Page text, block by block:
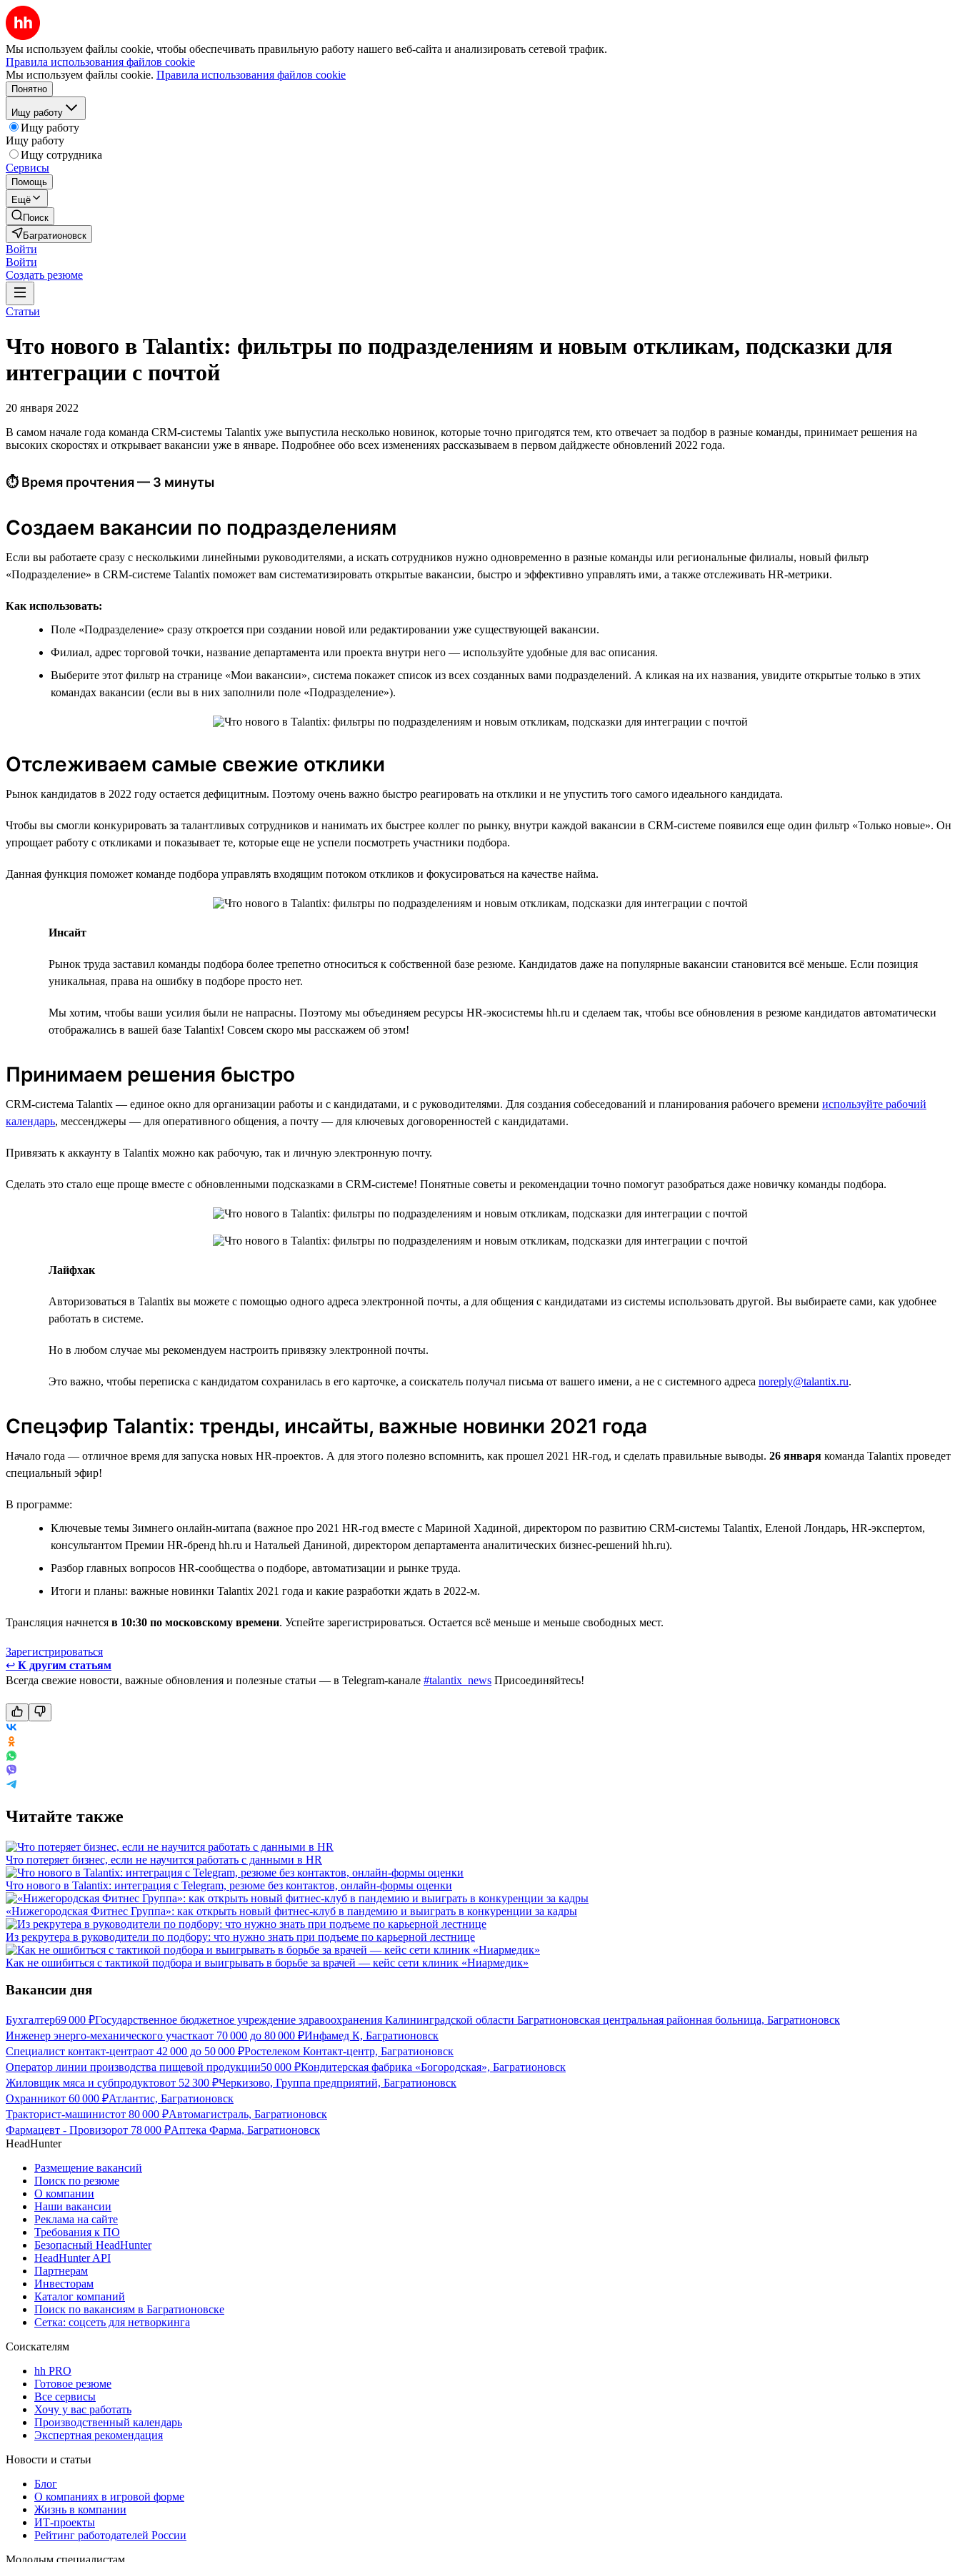
Мы используем файлы cookie, чтобы обеспечивать правильную работу нашего веб-сайта и анализировать сетевой трафик.
Правила использования файлов cookie
Мы используем файлы cookie. Правила использования файлов cookie
Понятно
Ищу работу
Ищу работу
Ищу работу
Ищу сотрудника
Сервисы
Помощь
Ещё
Поиск
Багратионовск
Войти
Войти
Создать резюме
Статьи
Что нового в Talantix: фильтры по подразделениям и новым откликам, подсказки для
интеграции с почтой
20 января 2022
В самом начале года команда CRM-системы Talantix уже выпустила несколько новинок, которые точно пригодятся тем, кто отвечает за подбор в разные команды, принимает решения на
высоких скоростях и открывает вакансии уже в январе. Подробнее обо всех изменениях рассказываем в первом дайджесте обновлений 2022 года.
⏱ Время прочтения — 3 минуты
Создаем вакансии по подразделениям
Если вы работаете сразу с несколькими линейными руководителями, а искать сотрудников нужно одновременно в разные команды или региональные филиалы, новый фильтр
«Подразделение» в CRM-системе Talantix поможет вам систематизировать открытые вакансии, быстро и эффективно управлять ими, а также отслеживать HR-метрики.
Как использовать:
Поле «Подразделение» сразу откроется при создании новой или редактировании уже существующей вакансии.
Филиал, адрес торговой точки, название департамента или проекта внутри него — используйте удобные для вас описания.
Выберите этот фильтр на странице «Мои вакансии», система покажет список из всех созданных вами подразделений. А кликая на их названия, увидите открытые только в этих
командах вакансии (если вы в них заполнили поле «Подразделение»).
Отслеживаем самые свежие отклики
Рынок кандидатов в 2022 году остается дефицитным. Поэтому очень важно быстро реагировать на отклики и не упустить того самого идеального кандидата.
Чтобы вы смогли конкурировать за талантливых сотрудников и нанимать их быстрее коллег по рынку, внутри каждой вакансии в CRM-системе появился еще один фильтр «Только новые». Он
упрощает работу с откликами и показывает те, которые еще не успели посмотреть участники подбора.
Данная функция поможет команде подбора управлять входящим потоком откликов и фокусироваться на качестве найма.
Инсайт
Рынок труда заставил команды подбора более трепетно относиться к собственной базе резюме. Кандидатов даже на популярные вакансии становится всё меньше. Если позиция
уникальная, права на ошибку в подборе просто нет.
Мы хотим, чтобы ваши усилия были не напрасны. Поэтому мы объединяем ресурсы HR-экосистемы hh.ru и сделаем так, чтобы все обновления в резюме кандидатов автоматически
отображались в вашей базе Talantix! Совсем скоро мы расскажем об этом!
Принимаем решения быстро
CRM-система Talantix — единое окно для организации работы и с кандидатами, и с руководителями. Для создания собеседований и планирования рабочего времени используйте рабочий
календарь, мессенджеры — для оперативного общения, а почту — для ключевых договоренностей с кандидатами.
Привязать к аккаунту в Talantix можно как рабочую, так и личную электронную почту.
Сделать это стало еще проще вместе с обновленными подсказками в CRM-системе! Понятные советы и рекомендации точно помогут разобраться даже новичку команды подбора.
Лайфхак
Авторизоваться в Talantix вы можете с помощью одного адреса электронной почты, а для общения с кандидатами из системы использовать другой. Вы выбираете сами, как удобнее
работать в системе.
Но в любом случае мы рекомендуем настроить привязку электронной почты.
Это важно, чтобы переписка с кандидатом сохранилась в его карточке, а соискатель получал письма от вашего имени, а не с системного адреса noreply@talantix.ru.
Спецэфир Talantiх: тренды, инсайты, важные новинки 2021 года
Начало года — отличное время для запуска новых HR-проектов. А для этого полезно вспомнить, как прошел 2021 HR-год, и сделать правильные выводы. 26 января команда Talantix проведет
специальный эфир!
В программе:
Ключевые темы Зимнего онлайн-митапа (важное про 2021 HR-год вместе с Мариной Хадиной, директором по развитию CRM-системы Talantix, Еленой Лондарь, HR-экспертом,
консультантом Премии HR-бренд hh.ru и Натальей Даниной, директором департамента аналитических бизнес-решений hh.ru).
Разбор главных вопросов HR-сообщества о подборе, автоматизации и рынке труда.
Итоги и планы: важные новинки Talantix 2021 года и какие разработки ждать в 2022-м.
Трансляция начнется в 10:30 по московскому времени. Успейте зарегистрироваться. Остается всё меньше и меньше свободных мест.
Зарегистрироваться
↩ К другим статьям
Всегда свежие новости, важные обновления и полезные статьи — в Telegram-канале #talantix_news Присоединяйтесь!
Читайте также
Что потеряет бизнес, если не научится работать с данными в HR
Что нового в Talantix: интеграция с Telegram, резюме без контактов, онлайн-формы оценки
«Нижегородская Фитнес Группа»: как открыть новый фитнес-клуб в пандемию и выиграть в конкуренции за кадры
Из рекрутера в руководители по подбору: что нужно знать при подъеме по карьерной лестнице
Как не ошибиться с тактикой подбора и выигрывать в борьбе за врачей — кейс сети клиник «Ниармедик»
Вакансии дня
Бухгалтер69 000 ₽Государственное бюджетное учреждение здравоохранения Калининградской области Багратионовская центральная районная больница, Багратионовск
Инженер энерго-механического участкаот 70 000 до 80 000 ₽Инфамед К, Багратионовск
Специалист контакт-центраот 42 000 до 50 000 ₽Ростелеком Контакт-центр, Багратионовск
Оператор линии производства пищевой продукции50 000 ₽Кондитерская фабрика «Богородская», Багратионовск
Жиловщик мяса и субпродуктовот 52 300 ₽Черкизово, Группа предприятий, Багратионовск
Охранникот 60 000 ₽Атлантис, Багратионовск
Тракторист-машинистот 80 000 ₽Автомагистраль, Багратионовск
Фармацевт - Провизорот 78 000 ₽Аптека Фарма, Багратионовск
HeadHunter
Размещение вакансий
Поиск по резюме
О компании
Наши вакансии
Реклама на сайте
Требования к ПО
Безопасный HeadHunter
HeadHunter API
Партнерам
Инвесторам
Каталог компаний
Поиск по вакансиям в Багратионовске
Сетка: соцсеть для нетворкинга
Соискателям
hh PRO
Готовое резюме
Все сервисы
Хочу у вас работать
Производственный календарь
Экспертная рекомендация
Новости и статьи
Блог
О компаниях в игровой форме
Жизнь в компании
ИТ-проекты
Рейтинг работодателей России